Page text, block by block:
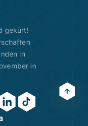
gekürt!
in
in